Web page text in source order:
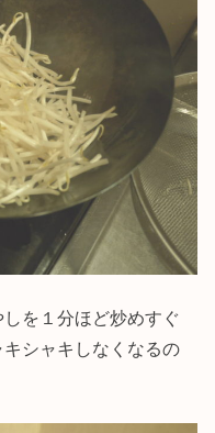
を１分ほど炒めすぐ
シャキしなくなるの